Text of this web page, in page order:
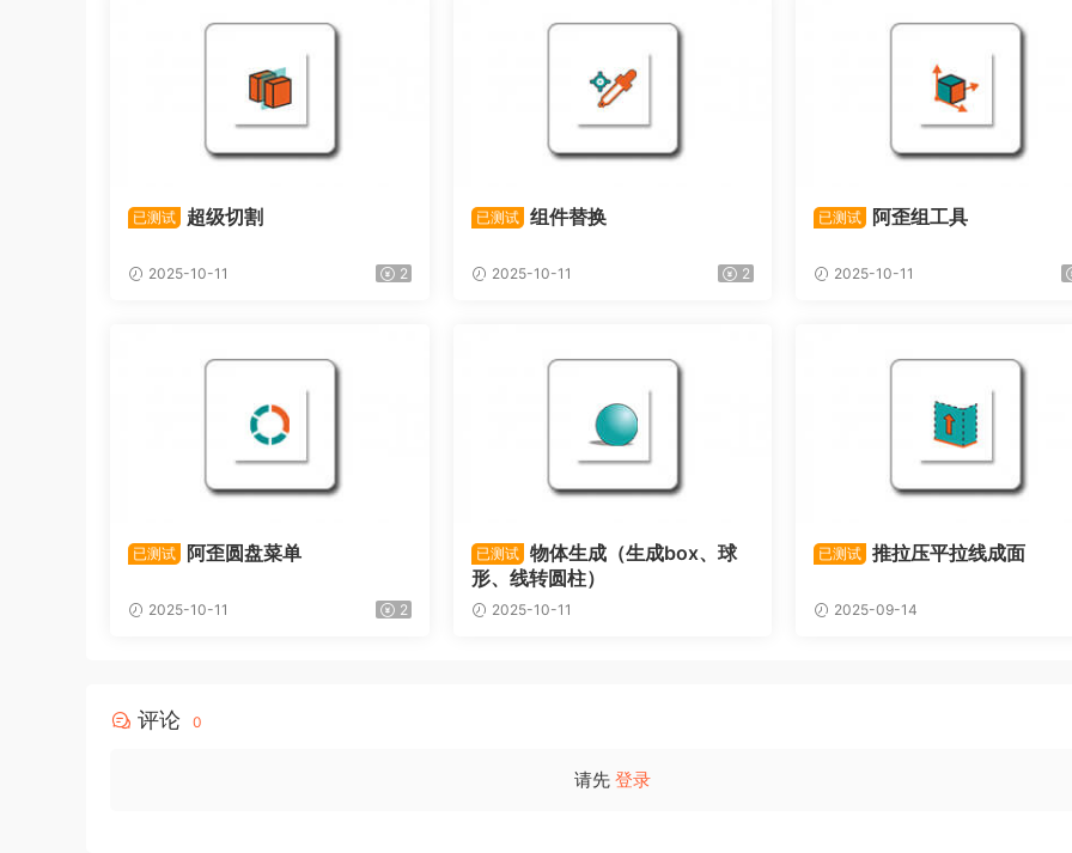
已测试 超级切割
2025-10-11 2
已测试 组件替换
2025-10-11 2
已测试 阿歪组工具
2025-10-11
已测试 阿歪圆盘菜单
2025-10-11 2
已测试
物体生成（生成box、球
形、线转圆柱）
2025-10-11
已测试 推拉压平拉线成面
2025-09-14
评论 0
请先 登录